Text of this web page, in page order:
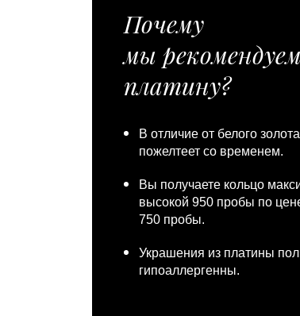
Почему
мы рекомендуем
платину?
В отличие от белого
пожелтеет со временем.
Вы получаете кольцо
высокой 950 пробы по
750 пробы.
Украшения из платины
гипоаллергенны.